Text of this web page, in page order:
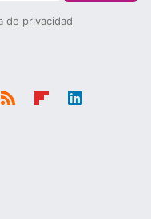
de privacidad